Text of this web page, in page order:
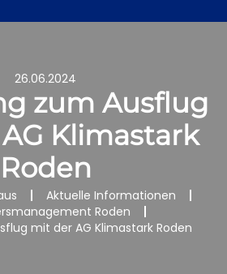
26.06.2024
zum Ausflug
Klimastark
Roden
Aktuelle Informationen
Roden
mit der AG Klimastark Roden